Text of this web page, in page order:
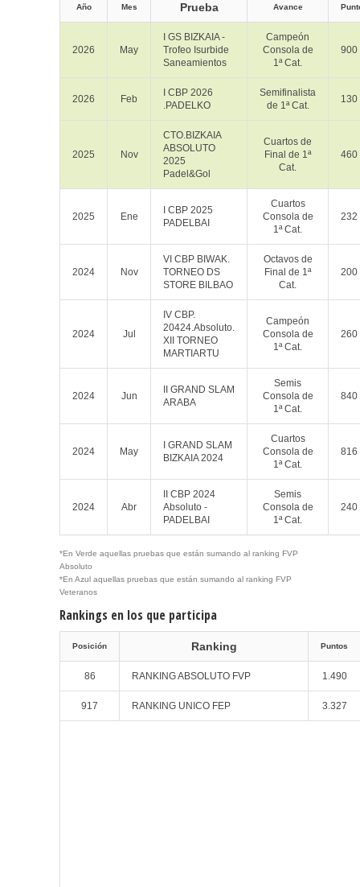
Año Mes Prueba Avance
2026 May
I GS BIZKAIA -
Trofeo Isurbide
Saneamientos
Campeón
Consola de
1ª Cat.
900
2026 Feb
I CBP 2026
.PADELKO
Semifinalista
de 1ª Cat.
130
2025 Nov
CTO.BIZKAIA
ABSOLUTO
2025
Padel&Gol
Cuartos de
Final de 1ª
Cat.
460
2025 Ene
I CBP 2025
PADELBAI
Cuartos
Consola de
1ª Cat.
232
2024 Nov
VI CBP BIWAK.
TORNEO DS
STORE BILBAO
Octavos de
Final de 1ª
Cat.
200
2024 Jul
IV CBP.
20424.Absoluto.
XII TORNEO
MARTIARTU
Campeón
Consola de
1ª Cat.
260
2024 Jun
II GRAND SLAM
ARABA
Semis
Consola de
1ª Cat.
840
2024 May
I GRAND SLAM
BIZKAIA 2024
Cuartos
Consola de
1ª Cat.
816
2024 Abr
II CBP 2024
Absoluto -
PADELBAI
Semis
Consola de
1ª Cat.
240
*En Verde aquellas pruebas que están sumando al ranking FVP
Absoluto
*En Azul aquellas pruebas que están sumando al ranking FVP
Veteranos
Rankings en los que participa
Posición Ranking Puntos
86 RANKING ABSOLUTO FVP 1.490
917 RANKING UNICO FEP 3.327